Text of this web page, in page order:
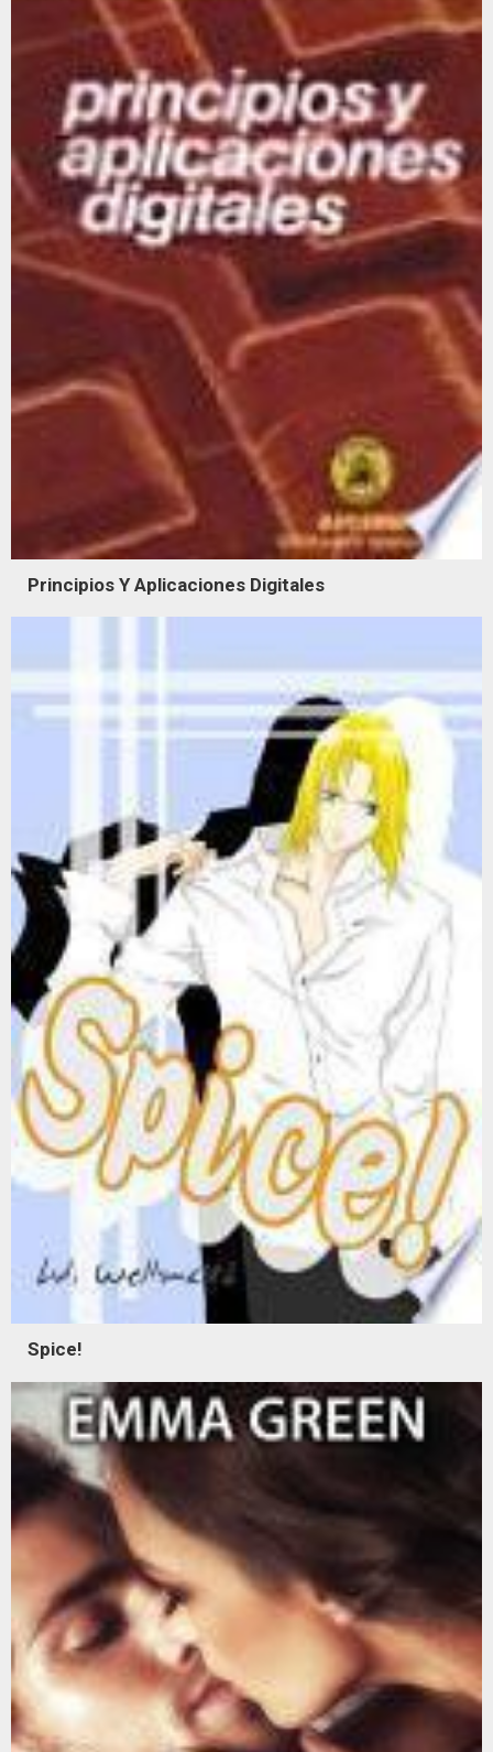
Principios Y Aplicaciones Digitales
Spice!